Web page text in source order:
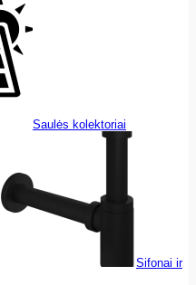
Saulės kolektoriai
Sifonai ir